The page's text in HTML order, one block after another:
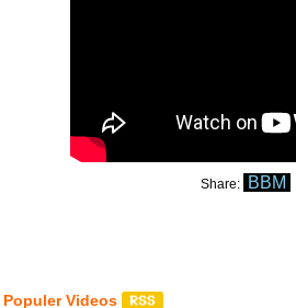
Share: BBM
Populer Videos